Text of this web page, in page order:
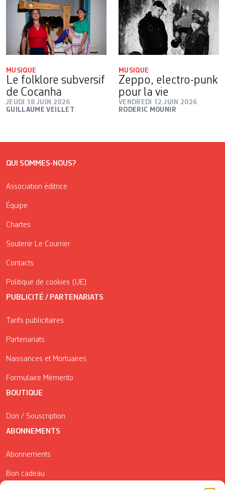
MUSIQUE
Le folklore subversif
de Cocanha
JEUDI 18 JUIN 2026
GUILLAUME VEILLET
MUSIQUE
Zeppo, electro-punk
pour la vie
VENDREDI 12 JUIN 2026
RODERIC MOUNIR
QUI SOMMES-NOUS?
Association éditrice
Équipe
Chartes
Soutenir Le Courrier
Contacts
Politique de cookies (UE)
PUBLICITÉ / PARTENARIATS
Tarifs publicitaires
Partenariats
Naissances et Mortuaires
Formulaire Mémento
BOUTIQUE
Don / Souscription
ABONNEMENTS
Abonnements
Bon cadeau